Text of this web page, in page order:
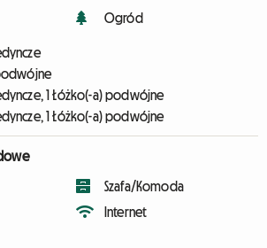
Ogród
1 Łóżko(-a) podwójne
1 Łóżko(-a) podwójne
Szafa/Komoda
Internet